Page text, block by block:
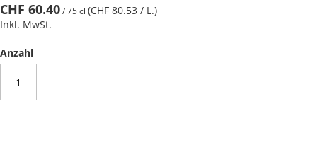
CHF 60.40/75 cl (CHF 80.53 / L.)
Inkl. MwSt.
Anzahl